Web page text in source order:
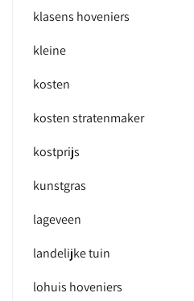
klasens hoveniers
kleine
kosten
kosten stratenmaker
kostprijs
kunstgras
lageveen
landelijke tuin
lohuis hoveniers